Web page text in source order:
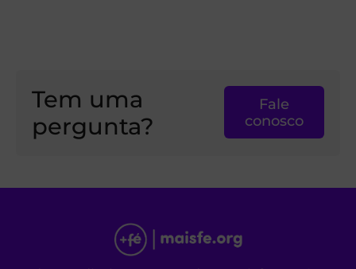
Tem uma
pergunta?
Fale
conosco